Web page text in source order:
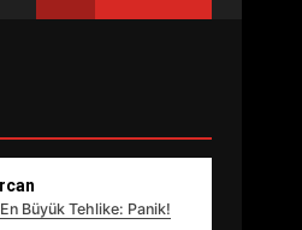
Büyük Tehlike: Panik!